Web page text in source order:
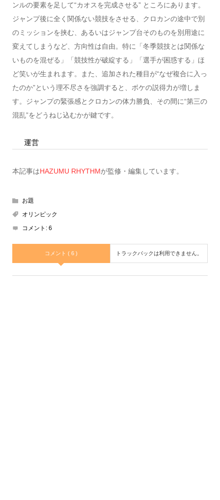
ンルの要素を足して“カオスを完成させる” ところにあります。
ジャンプ後に全く関係ない競技をさせる、クロカンの途中で別
のミッションを挟む、あるいはジャンプ台そのものを別用途に
変えてしまうなど、方向性は自由。特に「冬季競技とは関係な
いものを混ぜる」「競技性が破綻する」「選手が困惑する」ほ
ど笑いが生まれます。また、追加された種目が“なぜ複合に入っ
たのか”という理不尽さを強調すると、ボケの説得力が増しま
す。ジャンプの緊張感とクロカンの体力勝負、その間に“第三の
混乱”をどうねじ込むかが鍵です。
運営
本記事はHAZUMU RHYTHMが監修・編集しています。
お題
オリンピック
コメント: 6
コメント ( 6 ) トラックバックは利用できません。